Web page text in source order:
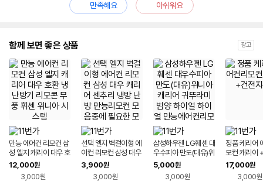
만족해요
아쉬워요
함께 보면 좋은 상품 광고
만능 에어컨 리모컨 삼
성 엘지 캐리어 대우 호
환 냉난방기 리모콘 무
풍 휘센 위니아 시스템
12,000원
3,000원
선택 엘지 벽걸이형 에
어컨 리모컨 삼성 대우
캐리어 센추리 냉방 난
방 만능리모컨 모음중
3,900원
3,000원
삼성하우젠 LG훼센 대
우수피아 만도(대유)위
니아 캐리어 귀뚜라미
범양 하이얼 하이얼 만
5,000원
3,000원
정품 케리어
모컨 캐리어
무료
17,000원
3,000원